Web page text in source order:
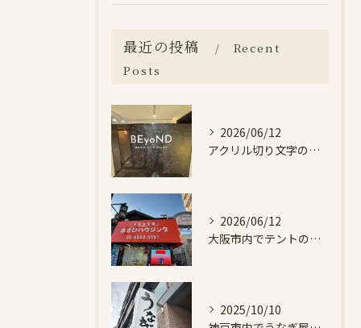
最近の投稿
Recent
Posts
2026/06/12
アクリル切り文字の施工をいたしました。
2026/06/12
大阪市内でテントの張替をいたしました。
2025/10/10